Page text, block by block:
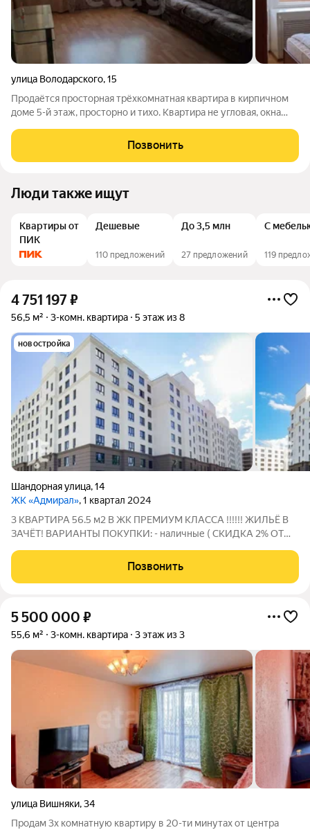
улица Володарского,15
Продаётся просторная трёхкомнатная квартира в кирпичном
доме 5-й этаж, просторно и тихо. Квартира не угловая, окна
Внутри всё готово к жизни: в комнатах на полу ламинат, в
коридоре и кухне
Позвонить
Люди также ищут
Квартиры от
ПИК
Дешевые
110 предложений
До 3,5 млн
27 предложений
С
119
4 751 197₽
56,5 м² 3-комн. квартира 5 этаж из 8
новостройка
Шандорная улица,14
ЖК «Адмирал», 1 квартал 2024
3 КВАРТИРА 56.5 м2 В ЖК ПРЕМИУМ КЛАССА !!!!!! ЖИЛЬЁ В
ЗАЧЁТ! ВАРИАНТЫ ПОКУПКИ: - наличные ( СКИДКА 2% ОТ
КВАРТИРЫ С ОТДЕЛКОЙ ПОД КЛЮЧ !!! Что входит в отделку:
- ламинат - декоративная штукатурка на
Позвонить
5 500 000 ₽
55,6 м² 3-комн. квартира 3 этаж из 3
улица Вишняки,34
Продaм 3x кoмнaтную квартиру в 20-ти минутах от центра